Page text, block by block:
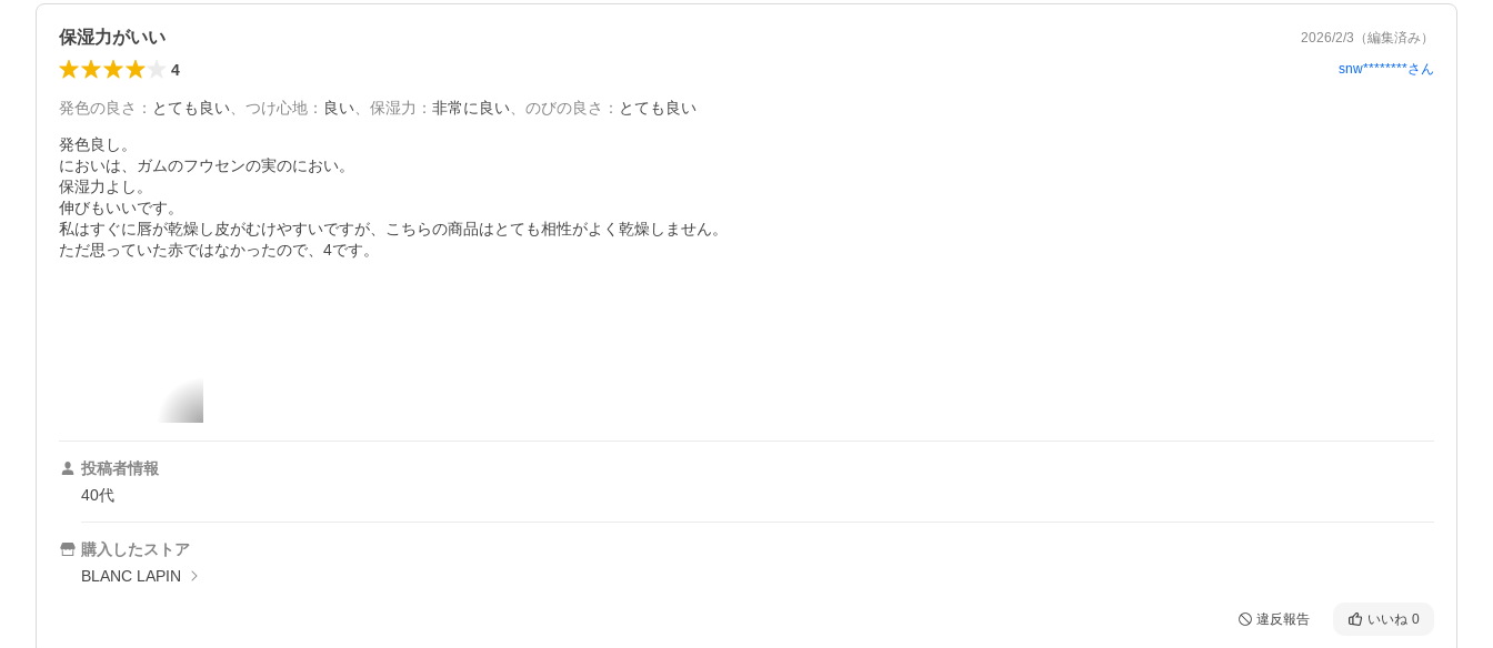
保湿力がいい 2026/2/3 （編集済み）
4 snw********さん
発色の良さ ： とても良い、 つけ心地 ： 良い、 保湿力 ： 非常に良い、 のびの良さ ： とても良い
発色良し。
においは、ガムのフウセンの実のにおい。
保湿力よし。
伸びもいいです。
私はすぐに唇が乾燥し皮がむけやすいですが、こちらの商品はとても相性がよく乾燥しません。
投稿者情報
40代
購入したストア
BLANC LAPIN
違反報告 いいね 0